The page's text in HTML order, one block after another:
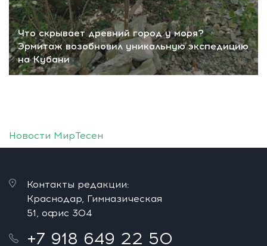
Что скрывает древний город у моря?
Эрмитаж возобновил уникальную экспедицию
на Кубани
Новости МирТесен
Контакты редакции:
Краснодар, Гимназическая
51, офис 304
+7 918 649 22 50